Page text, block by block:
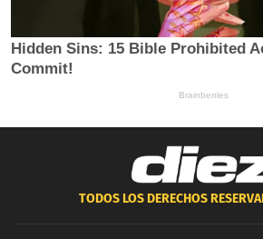
TODOS LOS DERECHOS